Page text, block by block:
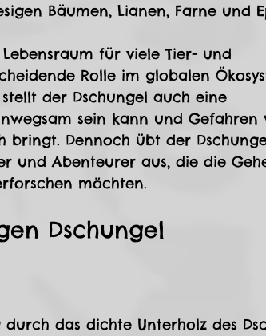
Bäumen, Lianen, Farne und
für viele Tier- und
Rolle im globalen
der Dschungel auch eine
sein kann und Gefahren
bringt. Dennoch übt der
und Abenteurer aus, die die
möchten.
Dschungel
das dichte Unterholz des